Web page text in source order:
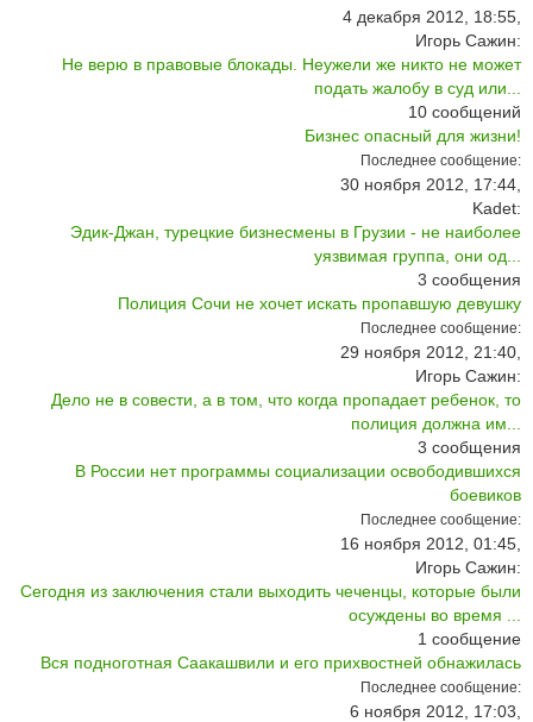
4 декабря 2012, 18:55,
Игорь Сажин:
Не верю в правовые блокады. Неужели же никто не может
подать жалобу в суд или...
10 сообщений
Бизнес опасный для жизни!
Последнее сообщение:
30 ноября 2012, 17:44,
Kadet:
Эдик-Джан, турецкие бизнесмены в Грузии - не наиболее
уязвимая группа, они од...
3 сообщения
Полиция Сочи не хочет искать пропавшую девушку
Последнее сообщение:
29 ноября 2012, 21:40,
Игорь Сажин:
Дело не в совести, а в том, что когда пропадает ребенок, то
полиция должна им...
3 сообщения
В России нет программы социализации освободившихся
боевиков
Последнее сообщение:
16 ноября 2012, 01:45,
Игорь Сажин:
Сегодня из заключения стали выходить чеченцы, которые были
осуждены во время ...
1 сообщение
Вся подноготная Саакашвили и его прихвостней обнажилась
Последнее сообщение:
6 ноября 2012, 17:03,